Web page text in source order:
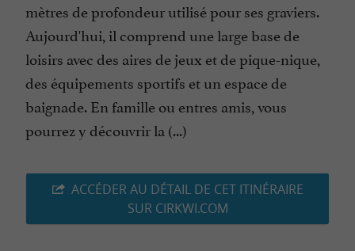
mètres de profondeur utilisé pour ses graviers.
Aujourd'hui, il comprend une large base de
loisirs avec des aires de jeux et de pique-nique,
des équipements sportifs et un espace de
baignade. En famille ou entres amis, vous
pourrez y découvrir la (...)
ACCÉDER AU DÉTAIL DE CET ITINÉRAIRE
SUR CIRKWI.COM